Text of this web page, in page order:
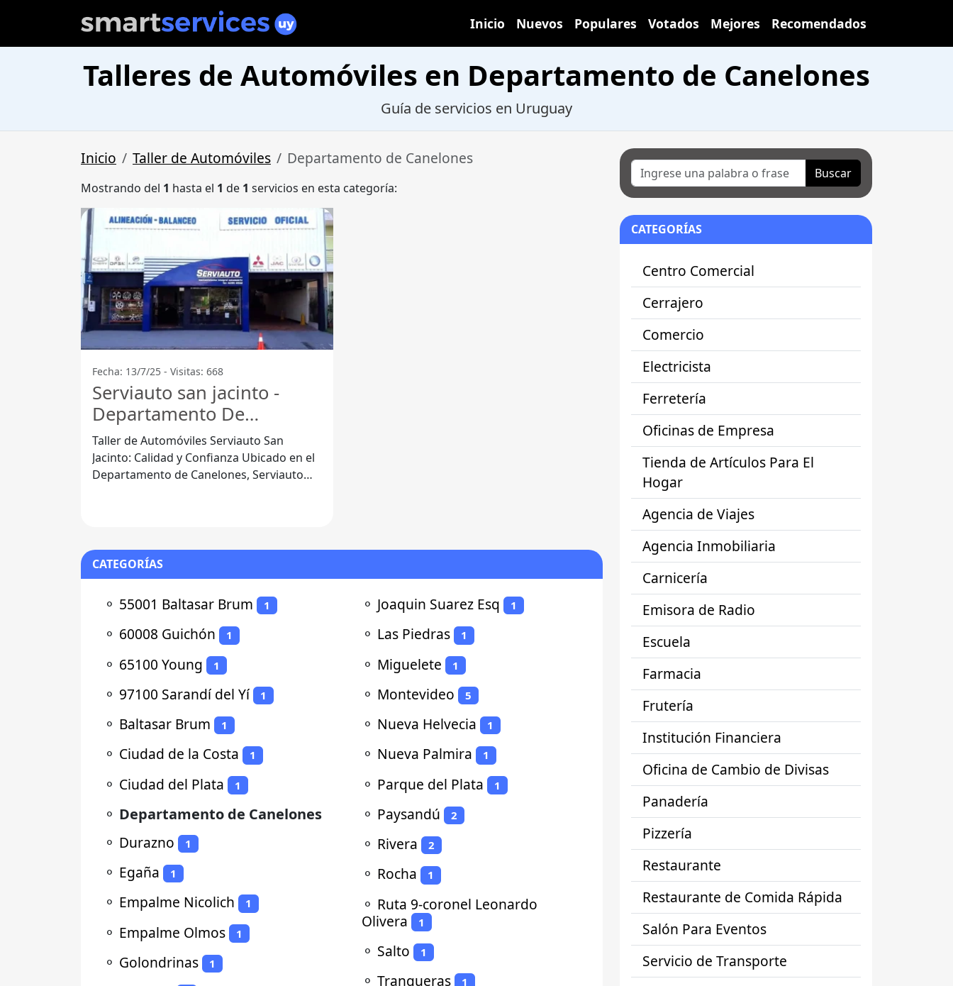
Inicio Nuevos Populares Votados Mejores Recomendados
Talleres de Automóviles en Departamento de Canelones
Guía de servicios en Uruguay
Inicio Taller de Automóviles Departamento de Canelones
Mostrando del 1 hasta el 1 de 1 servicios en esta categoría:
Fecha: 13/7/25 - Visitas: 668
Serviauto san jacinto -
Departamento De
Canelones
Taller de Automóviles Serviauto San
Jacinto: Calidad y Confianza Ubicado en el
Departamento de Canelones, Serviauto
CATEGORÍAS
⚬ 55001 Baltasar Brum 1
⚬ 60008 Guichón 1
⚬ 65100 Young 1
⚬ 97100 Sarandí del Yí 1
⚬ Baltasar Brum 1
⚬ Ciudad de la Costa 1
⚬ Ciudad del Plata 1
⚬ Departamento de Canelones
⚬ Durazno 1
⚬ Egaña 1
⚬ Empalme Nicolich 1
⚬ Empalme Olmos 1
⚬ Golondrinas 1
⚬ Joaquin Suarez Esq 1
⚬ Las Piedras 1
⚬ Miguelete 1
⚬ Montevideo 5
⚬ Nueva Helvecia 1
⚬ Nueva Palmira 1
⚬ Parque del Plata 1
⚬ Paysandú 2
⚬ Rivera 2
⚬ Rocha 1
⚬ Ruta 9-coronel Leonardo
Olivera
1
⚬ Salto 1
⚬ Tranqueras 1
Buscar
CATEGORÍAS
Centro Comercial
Cerrajero
Comercio
Electricista
Ferretería
Oficinas de Empresa
Tienda de Artículos Para El
Hogar
Agencia de Viajes
Agencia Inmobiliaria
Carnicería
Emisora de Radio
Escuela
Farmacia
Frutería
Institución Financiera
Oficina de Cambio de Divisas
Panadería
Pizzería
Restaurante
Restaurante de Comida Rápida
Salón Para Eventos
Servicio de Transporte